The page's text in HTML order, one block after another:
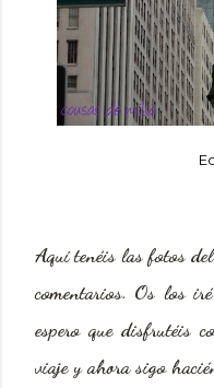
Aquí tenéis las fotos
comentarios. Os los
espero que disfrutéis
viaje y ahora sigo